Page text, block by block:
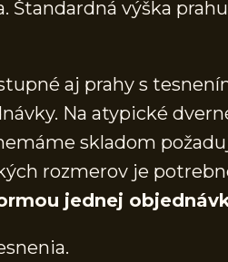
Štandardná výška
aj prahy s
Na atypické
skladom
rozmerov je
jednej